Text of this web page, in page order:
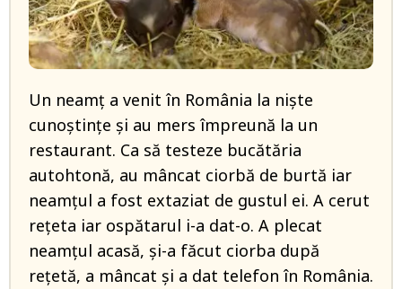
Un neamţ a venit în România la nişte
cunoştinţe şi au mers împreună la un
restaurant. Ca să testeze bucătăria
autohtonă, au mâncat ciorbă de burtă iar
neamţul a fost extaziat de gustul ei. A cerut
reţeta iar ospătarul i-a dat-o. A plecat
neamţul acasă, şi-a făcut ciorba după
reţetă, a mâncat şi a dat telefon în România.